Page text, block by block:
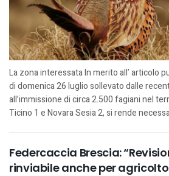
La zona interessata In merito all’ articolo
di domenica 26 luglio sollevato dalle
all’immissione di circa 2.500 fagiani nel
Ticino 1 e Novara Sesia 2, si rende
Federcaccia Brescia:
rinviabile anche per